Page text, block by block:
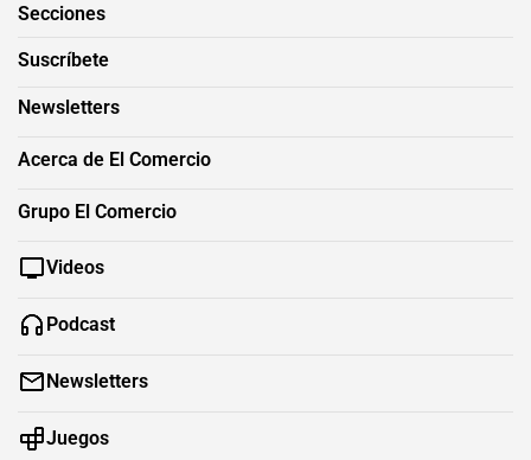
Secciones
Suscríbete
Newsletters
Acerca de El Comercio
Grupo El Comercio
Videos
Podcast
Newsletters
Juegos